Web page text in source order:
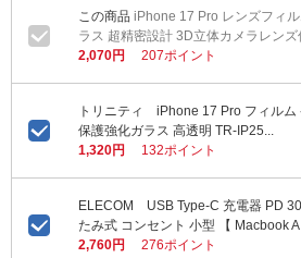
iPhone 17 Pro レンズフィ
ラス 超精密設計 3D立体カメラレンズ
2,070円
207ポイント
トリニティ iPhone 17 Pro フィルム
保護強化ガラス 高透明 TR-IP25...
1,320円
132ポイント
ELECOM USB Type-C 充電器 PD
たみ式 コンセント 小型 【 Macbook
2,760円
276ポイント